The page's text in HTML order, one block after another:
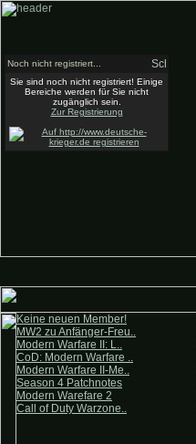
Keine neuen Member!
MW2 zu Anfänger-Freu..
Modern Warfare II: L..
CoD: Modern Warfare ..
Modern Warfare II-Me..
Season 4 Patchnotes
Modern Warefare 2
Call of Duty Warzone..
Noch nicht registriert...
Sie sind noch nicht registriert! Einige
Bereiche werden für Sie nicht
zugänglich sein.
Zur Registrierung